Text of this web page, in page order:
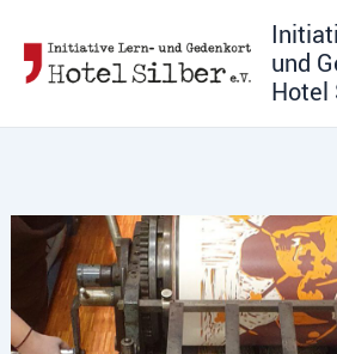
Inhalt
springen
und
Hotel